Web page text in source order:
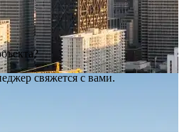
свяжется с вами.